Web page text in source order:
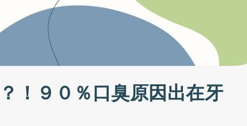
！９０％口臭原因出在牙